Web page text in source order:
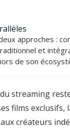
approches :
et
de son
streaming
films exclusifs,
créateurs